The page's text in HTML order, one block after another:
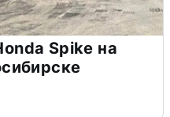
Spike на